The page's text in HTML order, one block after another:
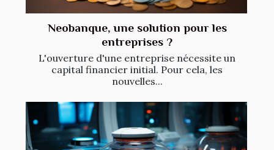
Neobanque, une solution pour les
entreprises ?
L'ouverture d'une entreprise nécessite un
capital financier initial. Pour cela, les
nouvelles...